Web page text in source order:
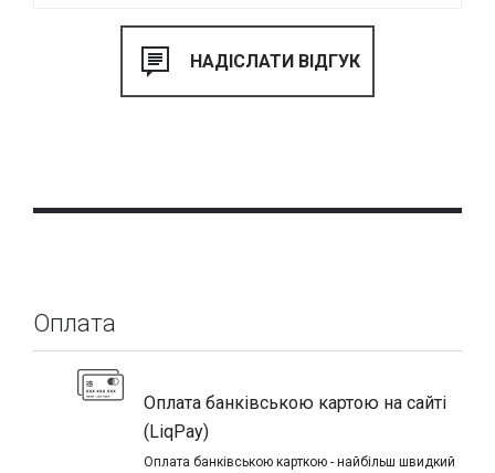
Оплата
Оплата банківською картою на сайті
(LiqPay)
Оплата банківською карткою - найбільш швидкий